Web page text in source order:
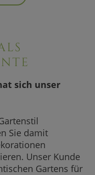
sich unser
Sie damit
Unser Kunde
Gartens für